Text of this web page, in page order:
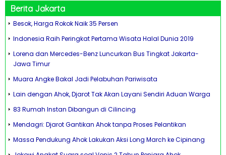
Berita Jakarta
Besok, Harga Rokok Naik 35 Persen
Indonesia Raih Peringkat Pertama Wisata Halal Dunia 2019
Lorena dan Mercedes-Benz Luncurkan Bus Tingkat Jakarta-
Jawa Timur
Muara Angke Bakal Jadi Pelabuhan Pariwisata
Lain dengan Ahok, Djarot Tak Akan Layani Sendiri Aduan Warga
83 Rumah Instan Dibangun di Cilincing
Mendagri: Djarot Gantikan Ahok tanpa Proses Pelantikan
Massa Pendukung Ahok Lakukan Aksi Long March ke Cipinang